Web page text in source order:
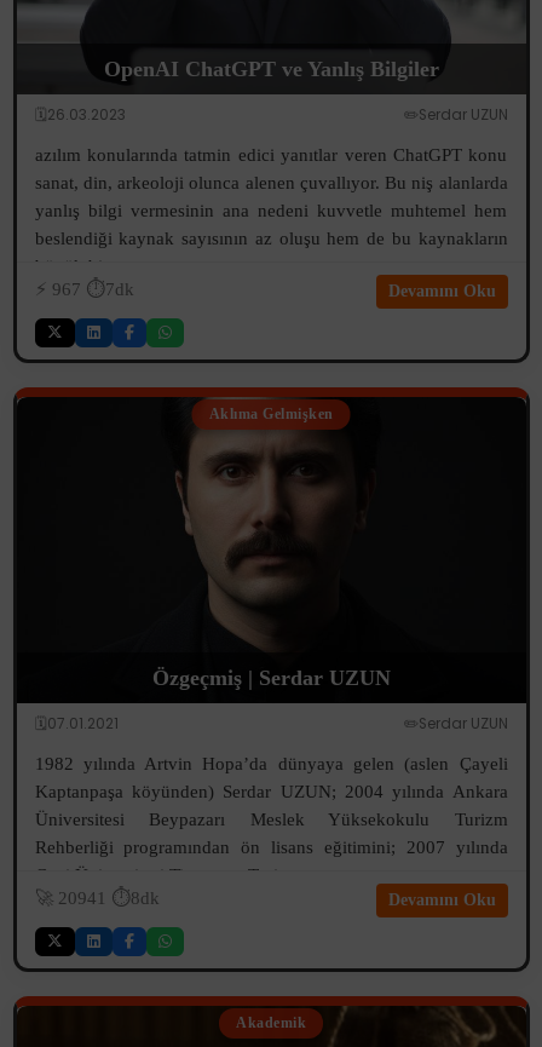
OpenAI ChatGPT ve Yanlış Bilgiler
🗓️26.03.2023 ✏️Serdar UZUN
azılım konularında tatmin edici yanıtlar veren ChatGPT konu
sanat, din, arkeoloji olunca alenen çuvallıyor. Bu niş alanlarda
yanlış bilgi vermesinin ana nedeni kuvvetle muhtemel hem
beslendiği kaynak sayısının az oluşu hem de bu kaynakların
büyük bir...
⚡️ 967 ⏱️7dk Devamını Oku
Aklıma Gelmişken
Özgeçmiş | Serdar UZUN
🗓️07.01.2021 ✏️Serdar UZUN
1982 yılında Artvin Hopa’da dünyaya gelen (aslen Çayeli
Kaptanpaşa köyünden) Serdar UZUN; 2004 yılında Ankara
Üniversitesi Beypazarı Meslek Yüksekokulu Turizm
Rehberliği programından ön lisans eğitimini; 2007 yılında
Gazi Üniversitesi Ticaret ve Turi...
🚀 20941 ⏱️8dk Devamını Oku
Akademik